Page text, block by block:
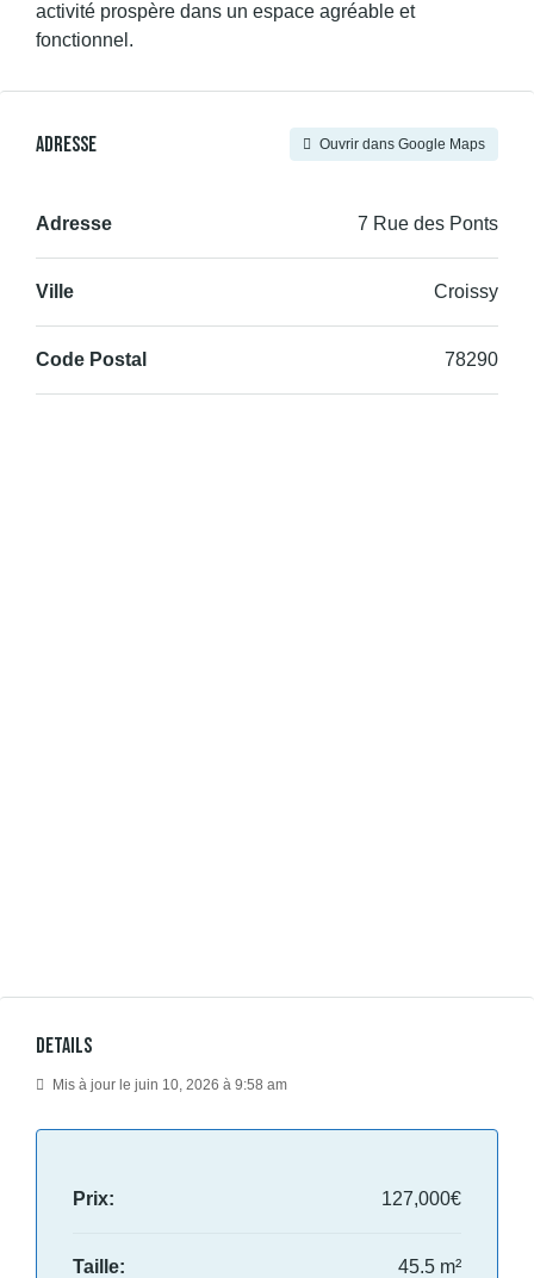
activité prospère dans un espace agréable et
fonctionnel.
Adresse Ouvrir dans Google Maps
Adresse 7 Rue des Ponts
Ville Croissy
Code Postal 78290
Details
Mis à jour le juin 10, 2026 à 9:58 am
Prix: 127,000€
Taille: 45.5 m²